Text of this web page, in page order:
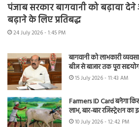
पंजाब सरकार बागवानी को बढ़ावा
बढ़ाने के लिए प्रतिबद्ध
24 July 2026 - 1:45 PM
बागवानी को लाभकारी
बीज से बाजार तक पूरा
15 July 2026 - 11:43 AM
Farmers ID Card बनेगा
लाभ, बार-बार रजिस्ट्रेशन
10 July 2026 - 12:42 PM